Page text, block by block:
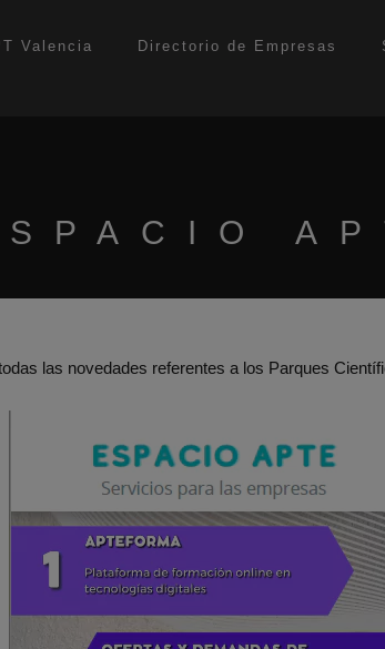
Valencia Directorio de Empresas
las novedades referentes a los Parques